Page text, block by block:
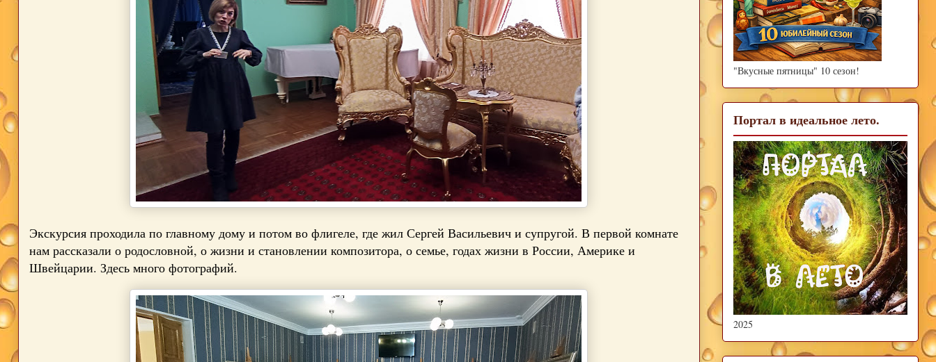
Экскурсия проходила по главному дому и потом во флигеле, где жил Сергей Васильевич и супругой. В первой комнате
нам рассказали о родословной, о жизни и становлении композитора, о семье, годах жизни в России, Америке и
Швейцарии. Здесь много фотографий.
"Вкусные пятницы" 10 сезон!
Портал в идеальное лето.
2025